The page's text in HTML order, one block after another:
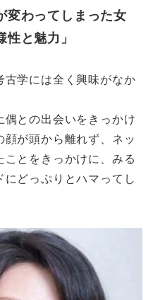
変わってしまった女
と魅力」
学には全く興味がなか
との出会いをきっかけ
が頭から離れず、ネッ
ことをきっかけに、みる
どっぷりとハマってし